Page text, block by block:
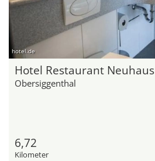
hotel.de
Hotel Restaurant Neuhaus
Obersiggenthal
6,72
Kilometer